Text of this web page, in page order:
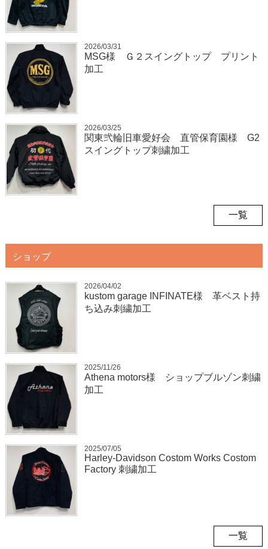
2026/03/31
MSG様 Ｇ２スイングトップ プリント
加工
2026/03/25
関東弐輪旧車愛好会 直管保育園様 G2
スイングトップ刺繍加工
一覧
ショップ
2026/04/02
kustom garage INFINATE様 革ベスト持
ち込み刺繍加工
2025/11/26
Athena motors様 ショップブルゾン刺繍
加工
2025/07/05
Harley-Davidson Costom Works Costom
Factory 刺繍加工
一覧